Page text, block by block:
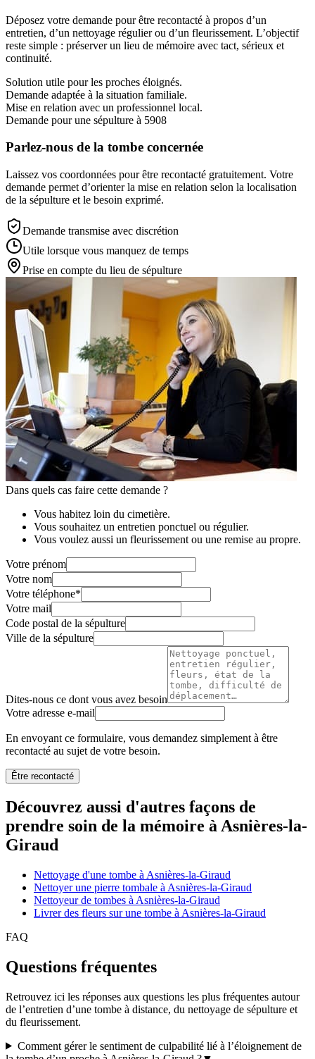
Déposez votre demande pour être recontacté à propos d’un
entretien, d’un nettoyage régulier ou d’un fleurissement. L’objectif
reste simple : préserver un lieu de mémoire avec tact, sérieux et
continuité.
Solution utile pour les proches éloignés.
Demande adaptée à la situation familiale.
Mise en relation avec un professionnel local.
Demande pour une sépulture à 5908
Parlez-nous de la tombe concernée
Laissez vos coordonnées pour être recontacté gratuitement. Votre
demande permet d’orienter la mise en relation selon la localisation
de la sépulture et le besoin exprimé.
Demande transmise avec discrétion
Utile lorsque vous manquez de temps
Prise en compte du lieu de sépulture
Dans quels cas faire cette demande ?
Vous habitez loin du cimetière.
Vous souhaitez un entretien ponctuel ou régulier.
Vous voulez aussi un fleurissement ou une remise au propre.
Votre prénom
Votre nom
Votre téléphone*
Votre mail
Code postal de la sépulture
Ville de la sépulture
Dites-nous ce dont vous avez besoin
Votre adresse e-mail
En envoyant ce formulaire, vous demandez simplement à être
recontacté au sujet de votre besoin.
Être recontacté
Découvrez aussi d'autres façons de
prendre soin de la mémoire à Asnières-la-
Giraud
Nettoyage d'une tombe à Asnières-la-Giraud
Nettoyer une pierre tombale à Asnières-la-Giraud
Nettoyeur de tombes à Asnières-la-Giraud
Livrer des fleurs sur une tombe à Asnières-la-Giraud
FAQ
Questions fréquentes
Retrouvez ici les réponses aux questions les plus fréquentes autour
de l’entretien d’une tombe à distance, du nettoyage de sépulture et
du fleurissement.
Comment gérer le sentiment de culpabilité lié à l’éloignement de